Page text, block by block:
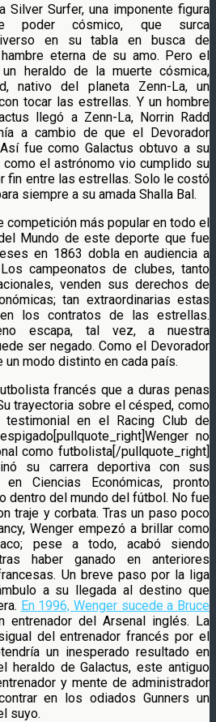
Silver Surfer, una imponente figura
poder cósmico, que surca
en su tabla en busca de
eterna de su amo. Pero el
heraldo de la muerte cósmica,
nativo del planeta Zenn-La, un
tocar las estrellas. Y un hombre
llegó a Zenn-La, Norrin Radd
a cambio de que el Devorador
fue como Galactus obtuvo a su
el astrónomo vio cumplido su
fin entre las estrellas. Solo le costó
siempre a su amada Shalla Bal.
competición más popular en todo el
Mundo de este deporte que fue
en 1863 dobla en audiencia a
campeonatos de clubes, tanto
venden sus derechos de
tan extraordinarias estas
los contratos de las estrellas.
escapa, tal vez, a nuestra
ser negado. Como el Devorador
modo distinto en cada país.
francés que a duras penas
trayectoria sobre el césped, como
testimonial en el Racing Club de
no
como futbolista[/pullquote_right]
su carrera deportiva con sus
Ciencias Económicas, pronto
dentro del mundo del fútbol. No fue
traje y corbata. Tras un paso poco
Wenger empezó a brillar como
pese a todo, acabó siendo
haber ganado en anteriores
Un breve paso por la liga
a su llegada al destino que
En 1996, Wenger sucede a Bruce
entrenador del Arsenal inglés. La
del entrenador francés por el
un inesperado resultado en
heraldo de Galactus, este antiguo
y mente de administrador
en los odiados Gunners un
suyo.